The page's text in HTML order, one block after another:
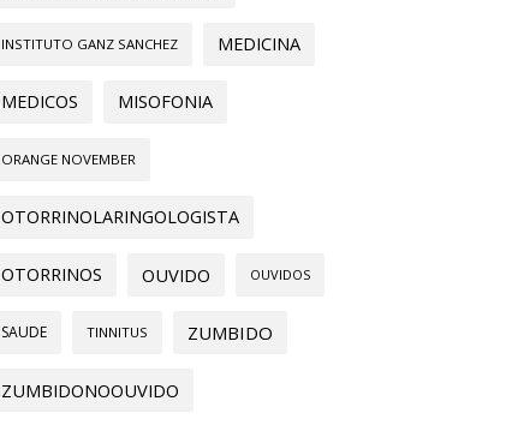
INSTITUTO GANZ SANCHEZ MEDICINA
MEDICOS MISOFONIA
ORANGE NOVEMBER
OTORRINOLARINGOLOGISTA
OTORRINOS OUVIDO OUVIDOS
SAUDE TINNITUS ZUMBIDO
ZUMBIDONOOUVIDO